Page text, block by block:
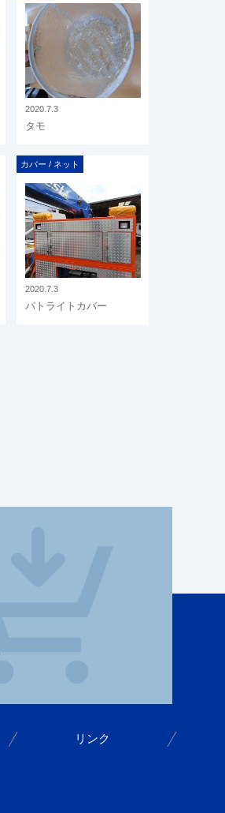
2020.7.3
タモ
カバー / ネット
2020.7.3
パトライトカバー
リンク